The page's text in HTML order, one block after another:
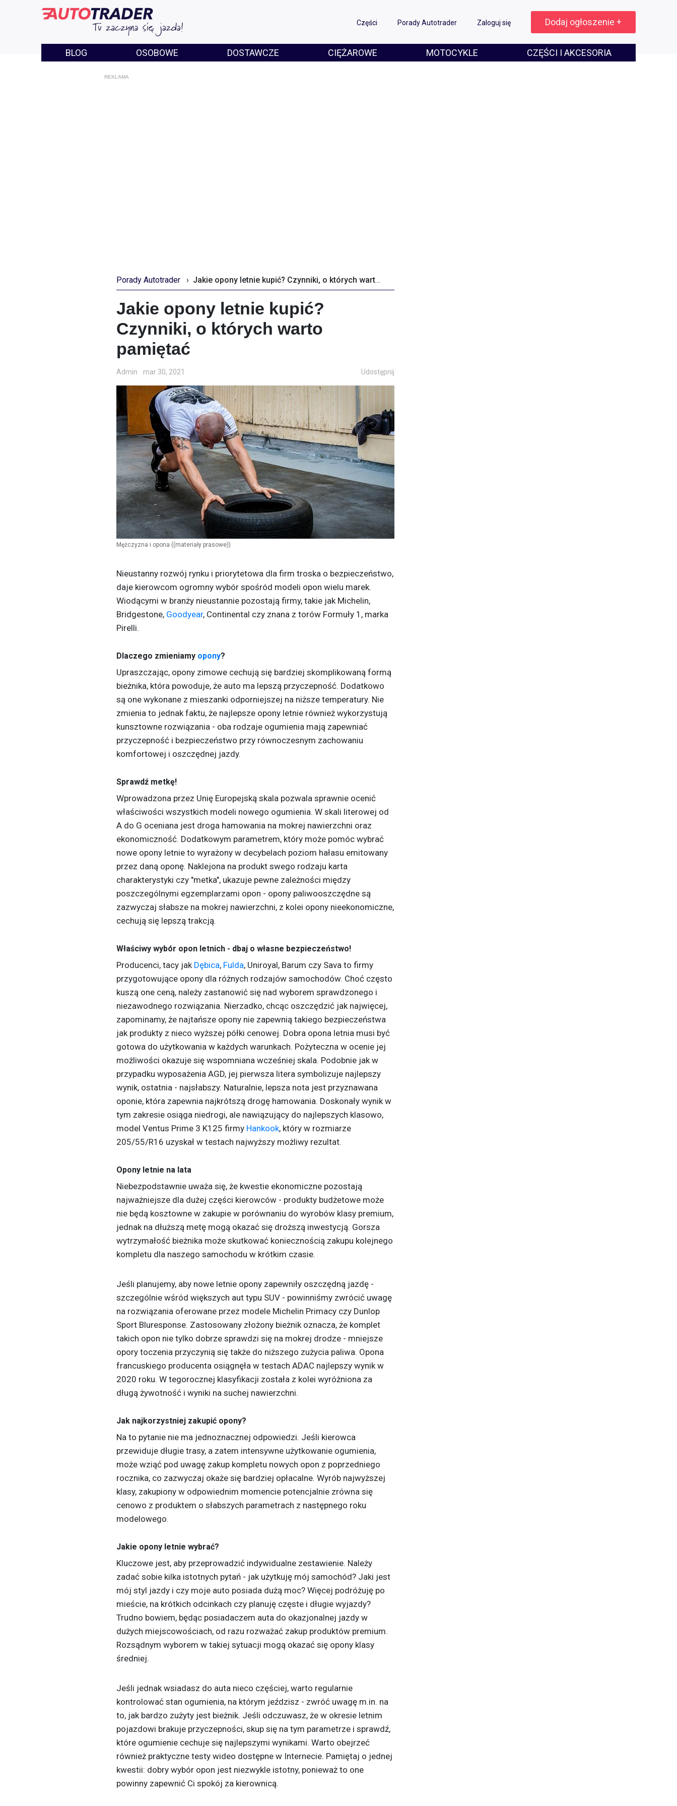
Części Porady Autotrader Zaloguj się Dodaj ogłoszenie +
BLOG OSOBOWE DOSTAWCZE CIĘŻAROWE MOTOCYKLE CZĘŚCI I AKCESORIA
REKLAMA
Porady Autotrader › Jakie opony letnie kupić? Czynniki, o których warto pamiętać
Jakie opony letnie kupić?
Czynniki, o których warto
pamiętać
Admin mar 30, 2021 Udostępnij
Mężczyzna i opona ((materiały prasowe))
Nieustanny rozwój rynku i priorytetowa dla firm troska o bezpieczeństwo,
daje kierowcom ogromny wybór spośród modeli opon wielu marek.
Wiodącymi w branży nieustannie pozostają firmy, takie jak Michelin,
Bridgestone, Goodyear, Continental czy znana z torów Formuły 1, marka
Pirelli.
Dlaczego zmieniamy opony?
Upraszczając, opony zimowe cechują się bardziej skomplikowaną formą
bieżnika, która powoduje, że auto ma lepszą przyczepność. Dodatkowo
są one wykonane z mieszanki odporniejszej na niższe temperatury. Nie
zmienia to jednak faktu, że najlepsze opony letnie również wykorzystują
kunsztowne rozwiązania - oba rodzaje ogumienia mają zapewniać
przyczepność i bezpieczeństwo przy równoczesnym zachowaniu
komfortowej i oszczędnej jazdy.
Sprawdź metkę!
Wprowadzona przez Unię Europejską skala pozwala sprawnie ocenić
właściwości wszystkich modeli nowego ogumienia. W skali literowej od
A do G oceniana jest droga hamowania na mokrej nawierzchni oraz
ekonomiczność. Dodatkowym parametrem, który może pomóc wybrać
nowe opony letnie to wyrażony w decybelach poziom hałasu emitowany
przez daną oponę. Naklejona na produkt swego rodzaju karta
charakterystyki czy "metka", ukazuje pewne zależności między
poszczególnymi egzemplarzami opon - opony paliwooszczędne są
zazwyczaj słabsze na mokrej nawierzchni, z kolei opony nieekonomiczne,
cechują się lepszą trakcją.
Właściwy wybór opon letnich - dbaj o własne bezpieczeństwo!
Producenci, tacy jak Dębica, Fulda, Uniroyal, Barum czy Sava to firmy
przygotowujące opony dla różnych rodzajów samochodów. Choć często
kuszą one ceną, należy zastanowić się nad wyborem sprawdzonego i
niezawodnego rozwiązania. Nierzadko, chcąc oszczędzić jak najwięcej,
zapominamy, że najtańsze opony nie zapewnią takiego bezpieczeństwa
jak produkty z nieco wyższej półki cenowej. Dobra opona letnia musi być
gotowa do użytkowania w każdych warunkach. Pożyteczna w ocenie jej
możliwości okazuje się wspomniana wcześniej skala. Podobnie jak w
przypadku wyposażenia AGD, jej pierwsza litera symbolizuje najlepszy
wynik, ostatnia - najsłabszy. Naturalnie, lepsza nota jest przyznawana
oponie, która zapewnia najkrótszą drogę hamowania. Doskonały wynik w
tym zakresie osiąga niedrogi, ale nawiązujący do najlepszych klasowo,
model Ventus Prime 3 K125 firmy Hankook, który w rozmiarze
205/55/R16 uzyskał w testach najwyższy możliwy rezultat.
Opony letnie na lata
Niebezpodstawnie uważa się, że kwestie ekonomiczne pozostają
najważniejsze dla dużej części kierowców - produkty budżetowe może
nie będą kosztowne w zakupie w porównaniu do wyrobów klasy premium,
jednak na dłuższą metę mogą okazać się droższą inwestycją. Gorsza
wytrzymałość bieżnika może skutkować koniecznością zakupu kolejnego
kompletu dla naszego samochodu w krótkim czasie.
Jeśli planujemy, aby nowe letnie opony zapewniły oszczędną jazdę -
szczególnie wśród większych aut typu SUV - powinniśmy zwrócić uwagę
na rozwiązania oferowane przez modele Michelin Primacy czy Dunlop
Sport Bluresponse. Zastosowany złożony bieżnik oznacza, że komplet
takich opon nie tylko dobrze sprawdzi się na mokrej drodze - mniejsze
opory toczenia przyczynią się także do niższego zużycia paliwa. Opona
francuskiego producenta osiągnęła w testach ADAC najlepszy wynik w
2020 roku. W tegorocznej klasyfikacji została z kolei wyróżniona za
długą żywotność i wyniki na suchej nawierzchni.
Jak najkorzystniej zakupić opony?
Na to pytanie nie ma jednoznacznej odpowiedzi. Jeśli kierowca
przewiduje długie trasy, a zatem intensywne użytkowanie ogumienia,
może wziąć pod uwagę zakup kompletu nowych opon z poprzedniego
rocznika, co zazwyczaj okaże się bardziej opłacalne. Wyrób najwyższej
klasy, zakupiony w odpowiednim momencie potencjalnie zrówna się
cenowo z produktem o słabszych parametrach z następnego roku
modelowego.
Jakie opony letnie wybrać?
Kluczowe jest, aby przeprowadzić indywidualne zestawienie. Należy
zadać sobie kilka istotnych pytań - jak użytkuję mój samochód? Jaki jest
mój styl jazdy i czy moje auto posiada dużą moc? Więcej podróżuję po
mieście, na krótkich odcinkach czy planuję częste i długie wyjazdy?
Trudno bowiem, będąc posiadaczem auta do okazjonalnej jazdy w
dużych miejscowościach, od razu rozważać zakup produktów premium.
Rozsądnym wyborem w takiej sytuacji mogą okazać się opony klasy
średniej.
Jeśli jednak wsiadasz do auta nieco częściej, warto regularnie
kontrolować stan ogumienia, na którym jeździsz - zwróć uwagę m.in. na
to, jak bardzo zużyty jest bieżnik. Jeśli odczuwasz, że w okresie letnim
pojazdowi brakuje przyczepności, skup się na tym parametrze i sprawdź,
które ogumienie cechuje się najlepszymi wynikami. Warto obejrzeć
również praktyczne testy wideo dostępne w Internecie. Pamiętaj o jednej
kwestii: dobry wybór opon jest niezwykle istotny, ponieważ to one
powinny zapewnić Ci spokój za kierownicą.